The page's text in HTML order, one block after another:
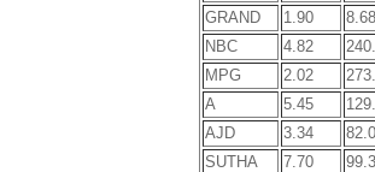
GRAND
1.90
8.68
NBC
4.82
MPG
2.02
A
5.45
AJD
3.34
SUTHA
7.70